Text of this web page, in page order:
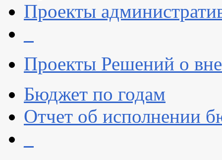
Проекты
Проекты Решений о
Бюджет по годам
Отчет об исполнении